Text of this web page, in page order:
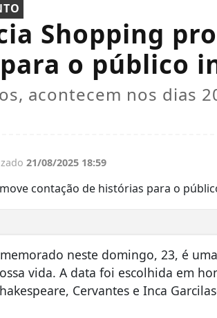
Shopping
o público
acontecem nos dias
21/08/2025 18:59
neste domingo, 23, é
vida. A data foi escolhida em
Cervantes e Inca